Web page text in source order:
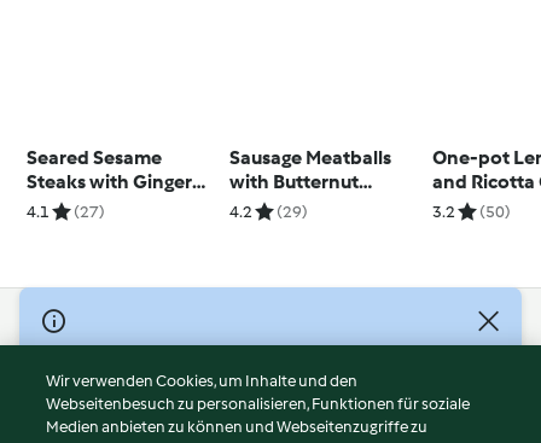
Seared Sesame
Steaks with Ginger
Chopped Salad and
4.1 (27)
Sausage Meatballs
with Butternut
Squash & Potatoes
4.2 (29)
One-pot
and Ricotta
Pasta
3.2 (50)
© Copyright 2026
Nutzungsbedingungen
Datenschutzrichtlinien
Wir verwenden Cookies, um Inhalte und den
Webseitenbesuch zu personalisieren, Funktionen für soziale
Medien anbieten zu können und Webseitenzugriffe zu